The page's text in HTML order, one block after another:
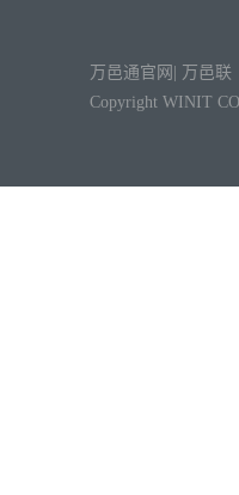
万邑通官网
万邑联
Copyright WINIT